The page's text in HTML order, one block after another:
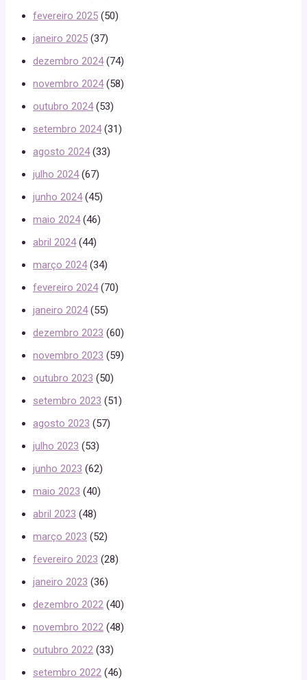
fevereiro 2025 (50)
janeiro 2025 (37)
dezembro 2024(74)
novembro 2024(58)
outubro 2024(53)
setembro 2024(31)
agosto 2024(33)
julho 2024(67)
junho 2024(45)
maio 2024(46)
abril 2024(44)
março 2024(34)
fevereiro 2024(70)
janeiro 2024(55)
dezembro 2023 (60)
novembro 2023 (59)
outubro 2023 (50)
setembro 2023 (51)
agosto 2023 (57)
julho 2023 (53)
junho 2023 (62)
maio 2023 (40)
abril 2023 (48)
março 2023 (52)
fevereiro 2023 (28)
janeiro 2023 (36)
dezembro 2022 (40)
novembro 2022 (48)
outubro 2022 (33)
setembro 2022 (46)